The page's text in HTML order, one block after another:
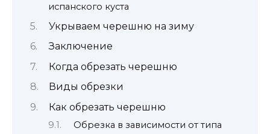
испанского куста
Укрываем черешню на зиму
Заключение
Когда обрезать черешню
Виды обрезки
Как обрезать черешню
Обрезка в зависимости от типа